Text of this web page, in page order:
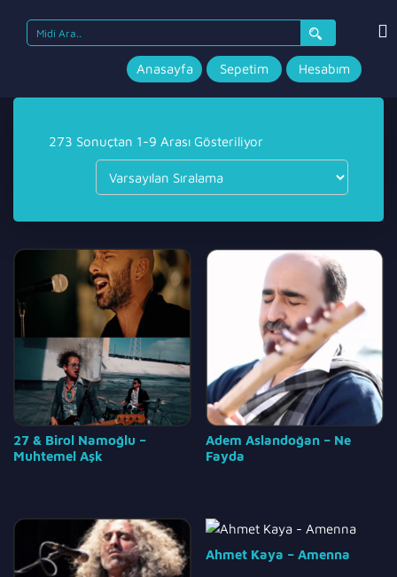
Search
for:
Anasayfa
Sepetim Hesabım
273 Sonuçtan 1-9 Arası Gösteriliyor
27 & Birol Namoğlu –
Muhtemel Aşk
Adem Aslandoğan – Ne
Fayda
Ahmet Kaya – Amenna